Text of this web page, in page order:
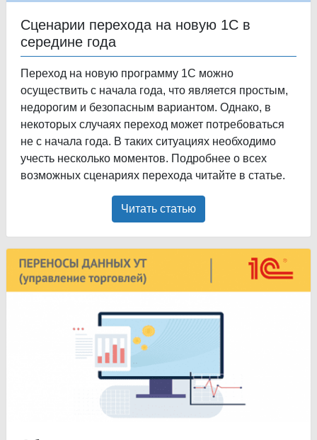
Сценарии перехода на новую 1С в
середине года
Переход на новую программу 1С можно
осуществить с начала года, что является простым,
недорогим и безопасным вариантом. Однако, в
некоторых случаях переход может потребоваться
не с начала года. В таких ситуациях необходимо
учесть несколько моментов. Подробнее о всех
возможных сценариях перехода читайте в статье.
Читать статью